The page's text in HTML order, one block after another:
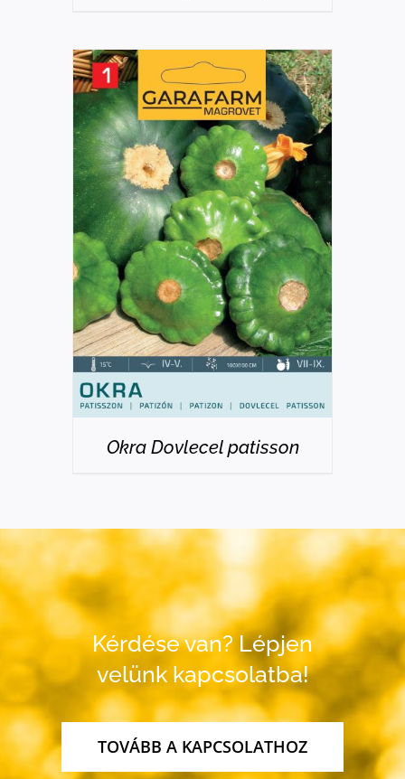
DETAILS
Okra Dovlecel patisson
Kérdése van? Lépjen
velünk kapcsolatba!
TOVÁBB A KAPCSOLATHOZ